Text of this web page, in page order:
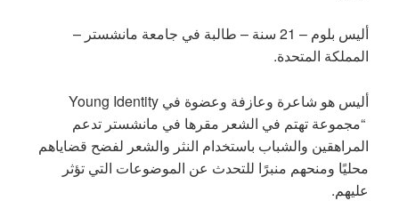
أليس بلوم – 21 سنة – طالبة في جامعة مانشستر –
المملكة المتحدة.
أليس هو شاعرة وعازفة وعضوة في Young Identity
“مجموعة تهتم في الشعر مقرها في مانشستر تدعم
المراهقين والشباب باستخدام النثر والشعر لفضح قضاياهم
محليًا ومنحهم منبرًا للتحدث عن الموضوعات التي تؤثر
عليهم.